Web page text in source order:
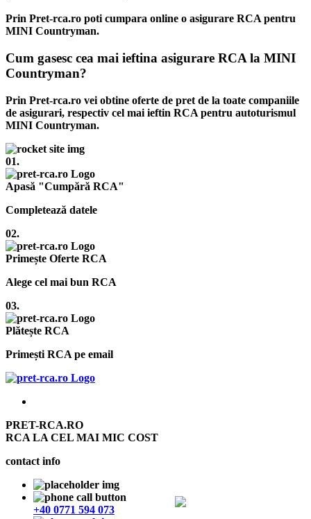
Prin Pret-rca.ro poti cumpara online o asigurare RCA pentru
MINI Countryman.
Cum gasesc cea mai ieftina asigurare RCA la MINI
Countryman?
Prin Pret-rca.ro vei obtine oferte de pret de la toate companiile
de asigurari, respectiv cel mai ieftin RCA pentru autoturismul
MINI Countryman.
01.
Apasă "Cumpără RCA"
Completează datele
02.
Primește Oferte RCA
Alege cel mai bun RCA
03.
Plătește RCA
Primești RCA pe email
PRET-RCA.RO
RCA LA CEL MAI MIC COST
contact info
+40 0771 594 073